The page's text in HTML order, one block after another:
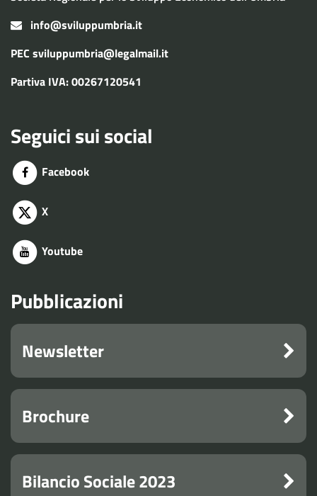
info@sviluppumbria.it
PEC sviluppumbria@legalmail.it
Partiva IVA: 00267120541
Seguici sui social
Facebook
X
Youtube
Pubblicazioni
Newsletter
Brochure
Bilancio Sociale 2023